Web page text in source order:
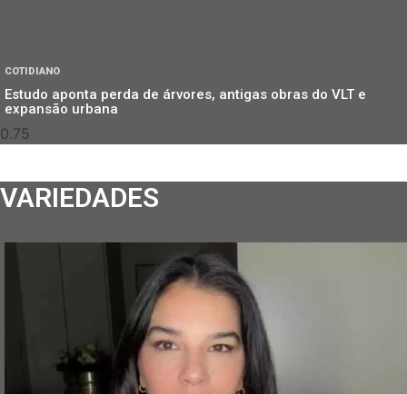
COTIDIANO
Estudo aponta perda de árvores, antigas obras do VLT e
expansão urbana
VARIEDADES